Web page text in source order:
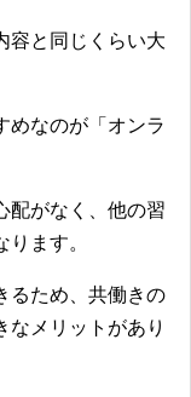
容と同じくらい大
めなのが「オンラ
配がなく、他の習
ます。
るため、共働きの
なメリットがあり